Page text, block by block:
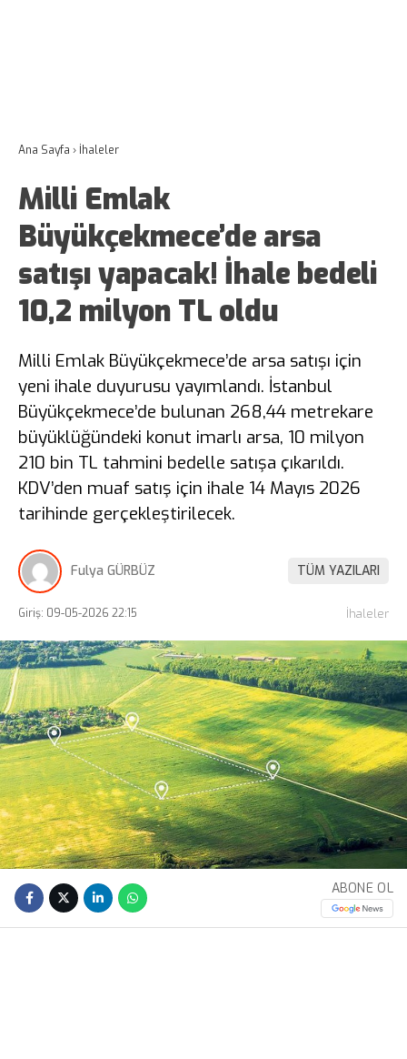
Ana Sayfa › İhaleler
Milli Emlak
Büyükçekmece’de arsa
satışı yapacak! İhale bedeli
10,2 milyon TL oldu
Milli Emlak Büyükçekmece’de arsa satışı için
yeni ihale duyurusu yayımlandı. İstanbul
Büyükçekmece’de bulunan 268,44 metrekare
büyüklüğündeki konut imarlı arsa, 10 milyon
210 bin TL tahmini bedelle satışa çıkarıldı.
KDV’den muaf satış için ihale 14 Mayıs 2026
tarihinde gerçekleştirilecek.
Fulya GÜRBÜZ TÜM YAZILARI
Giriş: 09-05-2026 22:15 İhaleler
ABONE OL